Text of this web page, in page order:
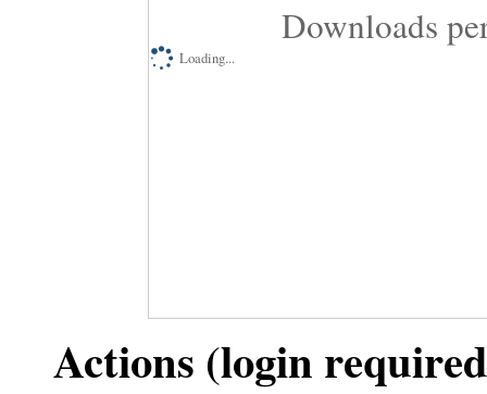
Downloads
Loading...
Actions (login